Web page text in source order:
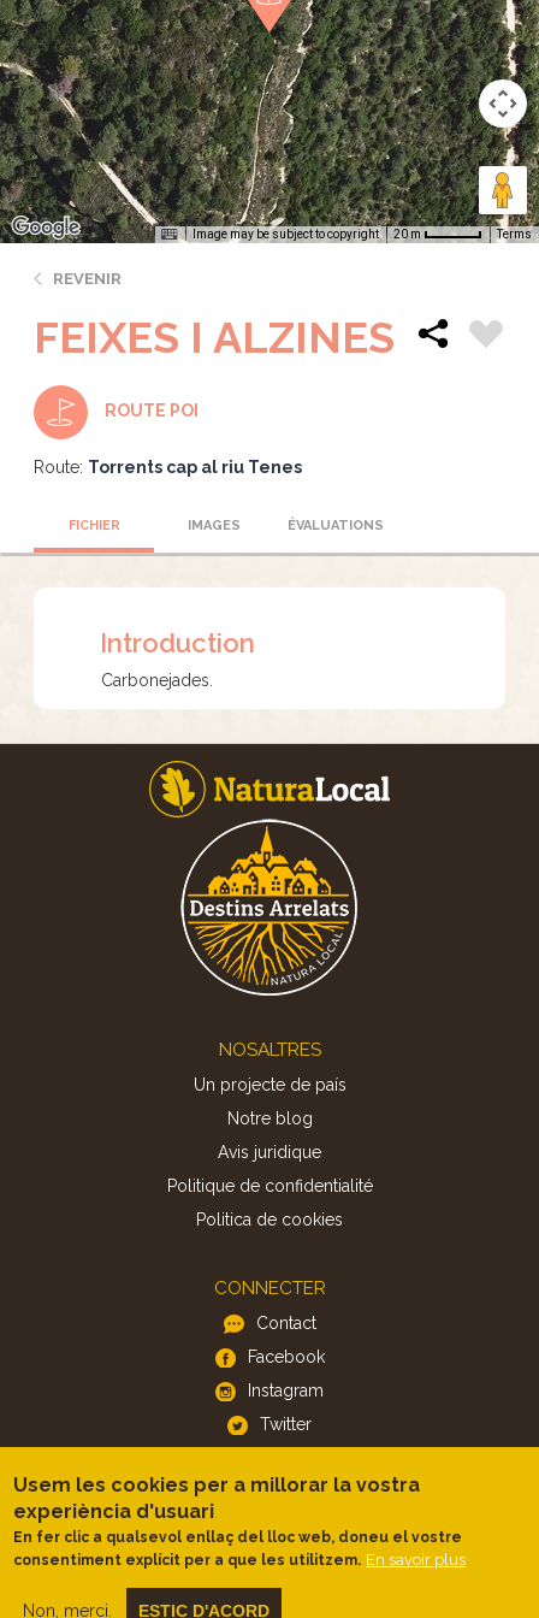
Image may be subject to copyright 20 m Terms
REVENIR
FEIXES I ALZINES
ROUTE POI
Route: Torrents cap al riu Tenes
FICHIER IMAGES ÉVALUATIONS
Introduction
Carbonejades.
NOSALTRES
Un projecte de país
Notre blog
Avis juridique
Politique de confidentialité
Politica de cookies
CONNECTER
Contact
Facebook
Instagram
Twitter
APP
iOS
Android
Usem les cookies per a millorar la vostra
experiència d'usuari
En fer clic a qualsevol enllaç del lloc web, doneu el vostre
consentiment explícit per a que les utilitzem. En savoir plus
Non, merci. ESTIC D'ACORD